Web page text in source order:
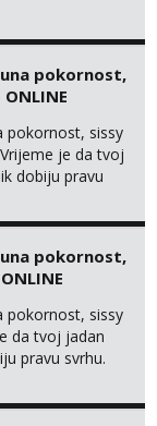
pokornost,
pokornost, sissy
je da tvoj
dobiju pravu
kontrolu nad
i poslušni subovi
sissy
i
pokornost,
pokornost, sissy
da tvoj jadan
pravu svrhu.
kontrolu nad